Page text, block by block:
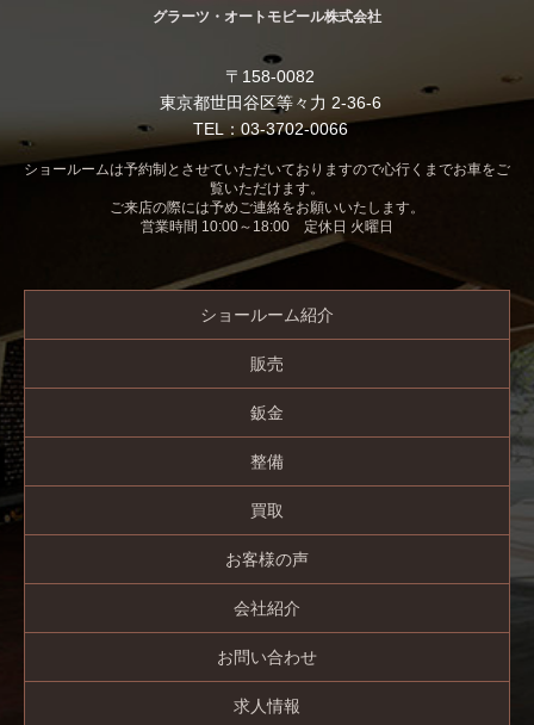
グラーツ・オートモビール株式会社
〒158-0082
東京都世田谷区等々力 2-36-6
TEL：03-3702-0066
ショールームは予約制とさせていただいておりますので心行くまでお車をご
覧いただけます。
ご来店の際には予めご連絡をお願いいたします。
営業時間 10:00～18:00 定休日 火曜日
ショールーム紹介
販売
鈑金
整備
買取
お客様の声
会社紹介
お問い合わせ
求人情報